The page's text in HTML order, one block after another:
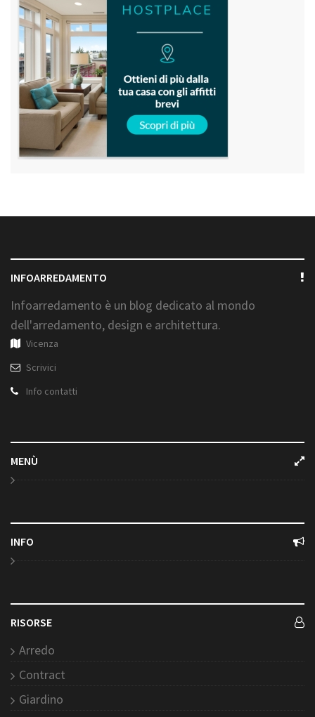
INFOARREDAMENTO
Infoarredamento è un blog dedicato al mondo
dell'arredamento, design e architettura.
Vicenza
Scrivici
Info contatti
MENÙ
INFO
RISORSE
Arredo
Contract
Giardino